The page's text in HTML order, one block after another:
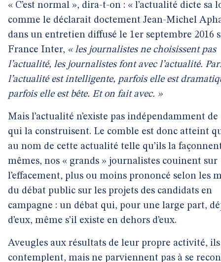
« C’est normal », dira-t-on : « l’actualité dicte sa
comme le déclarait doctement Jean-Michel
dans un entretien diffusé le 1er septembre 2016
France Inter, « les journalistes ne choisissent pas
l’actualité, les journalistes font avec l’actualité.
l’actualité est intelligente, parfois elle est
parfois elle est bête. Et on fait avec. »
Mais l’actualité n’existe pas indépendamment de
qui la construisent. Le comble est donc atteint
au nom de cette actualité telle qu’ils la
mêmes, nos « grands » journalistes couinent sur
l’effacement, plus ou moins prononcé selon les
du débat public sur les projets des candidats en
campagne : un débat qui, pour une large part,
d’eux, même s’il existe en dehors d’eux.
Aveugles aux résultats de leur propre activité, ils
contemplent, mais ne parviennent pas à se